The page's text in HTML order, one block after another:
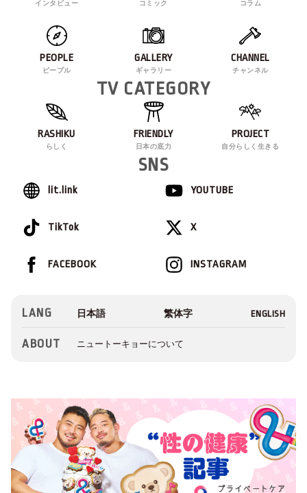
インタビュー コミック コラム
PEOPLE
ピープル
GALLERY
ギャラリー
CHANNEL
チャンネル
TV CATEGORY
RASHIKU
らしく
FRIENDLY
日本の底力
PROJECT
自分らしく生きる
SNS
lit.link YOUTUBE
TikTok X
INSTAGRAM
FACEBOOK
LANG
ABOUT ニュートーキョーについて